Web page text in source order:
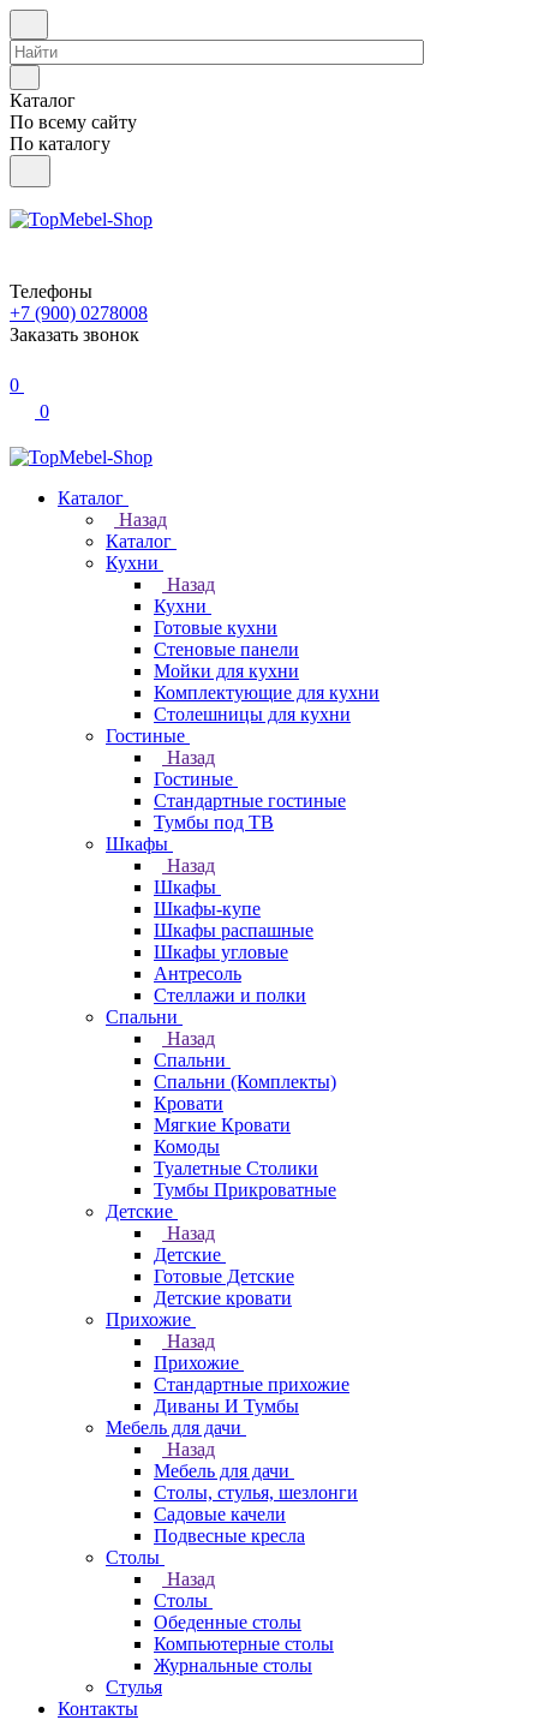
Каталог
По всему сайту
По каталогу
Телефоны
+7 (900) 0278008
Заказать звонок
0
0
Каталог
Назад
Каталог
Кухни
Назад
Кухни
Готовые кухни
Стеновые панели
Мойки для кухни
Комплектующие для кухни
Столешницы для кухни
Гостиные
Назад
Гостиные
Стандартные гостиные
Тумбы под ТВ
Шкафы
Назад
Шкафы
Шкафы-купе
Шкафы распашные
Шкафы угловые
Антресоль
Стеллажи и полки
Спальни
Назад
Спальни
Спальни (Комплекты)
Кровати
Мягкие Кровати
Комоды
Туалетные Столики
Тумбы Прикроватные
Детские
Назад
Детские
Готовые Детские
Детские кровати
Прихожие
Назад
Прихожие
Стандартные прихожие
Диваны И Тумбы
Мебель для дачи
Назад
Мебель для дачи
Столы, стулья, шезлонги
Садовые качели
Подвесные кресла
Столы
Назад
Столы
Обеденные столы
Компьютерные столы
Журнальные столы
Стулья
Контакты